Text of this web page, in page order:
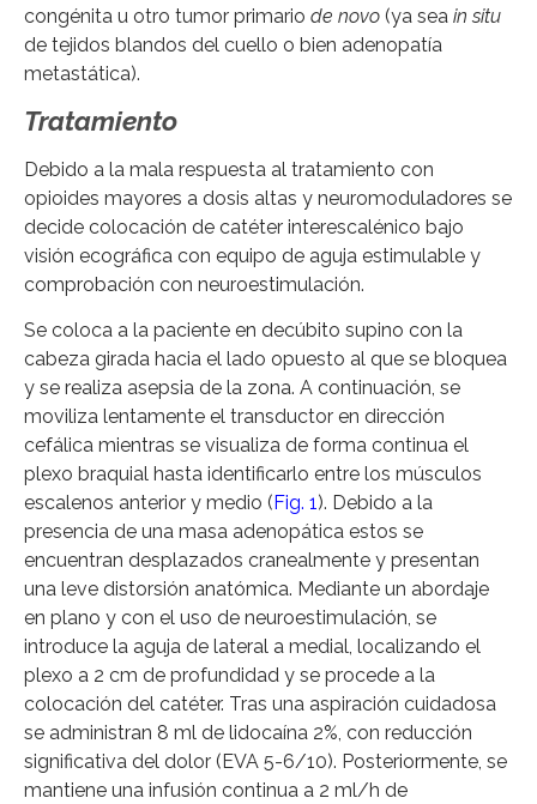
congénita u otro tumor primario de novo (ya sea in situ
de tejidos blandos del cuello o bien adenopatía
metastática).
Tratamiento
Debido a la mala respuesta al tratamiento con
opioides mayores a dosis altas y neuromoduladores se
decide colocación de catéter interescalénico bajo
visión ecográfica con equipo de aguja estimulable y
comprobación con neuroestimulación.
Se coloca a la paciente en decúbito supino con la
cabeza girada hacia el lado opuesto al que se bloquea
y se realiza asepsia de la zona. A continuación, se
moviliza lentamente el transductor en dirección
cefálica mientras se visualiza de forma continua el
plexo braquial hasta identificarlo entre los músculos
escalenos anterior y medio ( Fig. 1). Debido a la
presencia de una masa adenopática estos se
encuentran desplazados cranealmente y presentan
una leve distorsión anatómica. Mediante un abordaje
en plano y con el uso de neuroestimulación, se
introduce la aguja de lateral a medial, localizando el
plexo a 2 cm de profundidad y se procede a la
colocación del catéter. Tras una aspiración cuidadosa
se administran 8 ml de lidocaína 2%, con reducción
significativa del dolor (EVA 5-6/10). Posteriormente, se
mantiene una infusión continua a 2 ml/h de